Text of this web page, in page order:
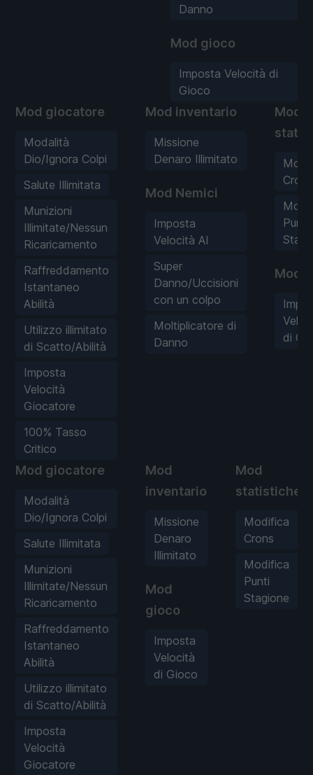
Danno
Mod gioco
Imposta Velocità di
Gioco
Mod giocatore
Modalità
Dio/Ignora Colpi
Salute Illimitata
Munizioni
Illimitate/Nessun
Ricaricamento
Raffreddamento
Istantaneo
Abilità
Utilizzo illimitato
di Scatto/Abilità
Imposta
Velocità
Giocatore
100% Tasso
Critico
Mod inventario
Missione
Denaro Illimitato
Mod Nemici
Imposta
Velocità AI
Super
Danno/Uccisioni
con un colpo
Moltiplicatore di
Danno
Mod
Crons
Punti
Mod
di
Mod giocatore
Modalità
Dio/Ignora Colpi
Salute Illimitata
Munizioni
Illimitate/Nessun
Ricaricamento
Raffreddamento
Istantaneo
Abilità
Utilizzo illimitato
di Scatto/Abilità
Imposta
Velocità
Giocatore
Mod
inventario
Missione
Denaro
Illimitato
Mod
gioco
Imposta
Velocità
di Gioco
Mod
statistiche
Modifica
Crons
Modifica
Punti
Stagione